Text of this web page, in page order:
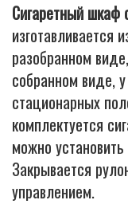
Сигаретный шкаф
изготавливается
разобранном
собранном виде,
стационарных
комплектуется
можно
Закрывается
управлением.